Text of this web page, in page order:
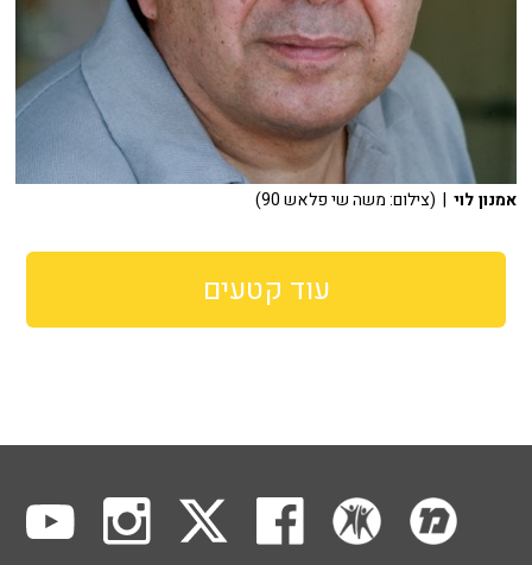
אמנון לוי | (צילום: משה שי פלאש 90)
עוד קטעים